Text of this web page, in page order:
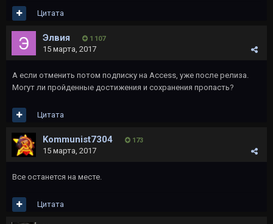
Цитата
Элвия 1 107
15 марта, 2017
А если отменить потом подписку на Access, уже после релиза.
Могут ли пройденные достижения и сохранения пропасть?
Цитата
Kommunist7304 173
15 марта, 2017
Все останется на месте.
Цитата